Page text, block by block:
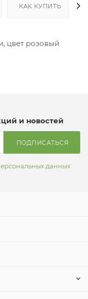
КАК КУПИТЬ
цвет розовый
и новостей
ПОДПИСАТЬСЯ
данных